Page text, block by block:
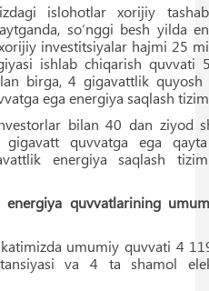
islohotlar xorijiy
so‘nggi besh yilda
xorijiy investitsiyalar hajmi 25
ishlab chiqarish quvvati
birga, 4 gigavattlik
ega energiya saqlash
bilan 40 dan ziyod
quvvatga ega
energiya saqlash
energiya quvvatlarining
umumiy quvvati 4
va 4 ta shamol